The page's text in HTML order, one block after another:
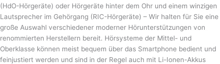
(HdO-Hörgeräte) oder Hörgeräte hinter dem Ohr und einem winzigen
Lautsprecher im Gehörgang (RIC-Hörgeräte) – Wir halten für Sie eine
große Auswahl verschiedener moderner Hörunterstützungen von
renommierten Herstellern bereit. Hörsysteme der Mittel- und
Oberklasse können meist bequem über das Smartphone bedient und
feinjustiert werden und sind in der Regel auch mit Li-Ionen-Akkus